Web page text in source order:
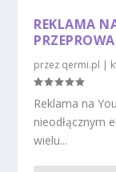
REKLAMA
przez qermi.pl |
Reklama na
nieodłącznym
wielu...